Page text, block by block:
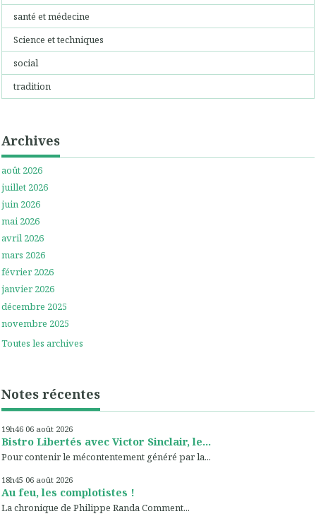
santé et médecine
Science et techniques
social
tradition
Archives
août 2026
juillet 2026
juin 2026
mai 2026
avril 2026
mars 2026
février 2026
janvier 2026
décembre 2025
novembre 2025
Toutes les archives
Notes récentes
19h46 06 août 2026
Bistro Libertés avec Victor Sinclair, le...
Pour contenir le mécontentement généré par la...
18h45 06 août 2026
Au feu, les complotistes !
La chronique de Philippe Randa Comment...